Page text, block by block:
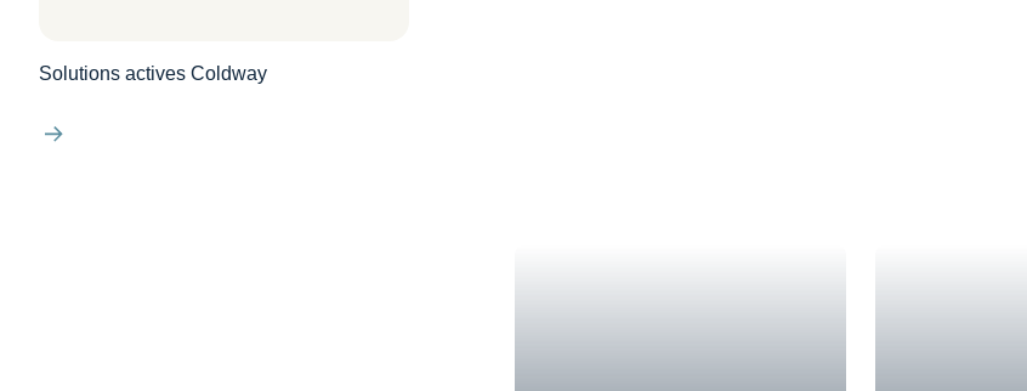
Solutions actives Coldway